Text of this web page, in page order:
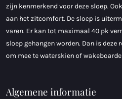
zijn kenmerkend voor deze sloep.
aan het zitcomfort. De sloep is
varen. Er kan tot maximaal 40 pk
sloep gehangen worden. Dan is
om mee te waterskien of
Algemene informatie